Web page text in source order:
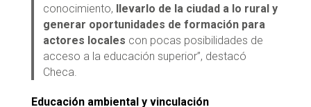
conocimiento, llevarlo de la ciudad a lo rural y
generar oportunidades de formación para
actores locales con pocas posibilidades de
acceso a la educación superior”, destacó
Checa.
Educación ambiental y vinculación